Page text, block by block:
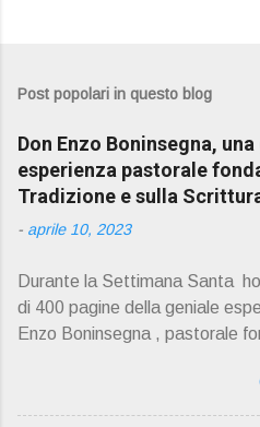
Post popolari in questo blog
Don Enzo Boninsegna,
esperienza pastorale
Tradizione e sulla
- aprile 10, 2023
Durante la Settimana Santa
di 400 pagine della geniale
Enzo Boninsegna , pastorale
Dio giunta in continuit à
degli Apostoli e dei loro